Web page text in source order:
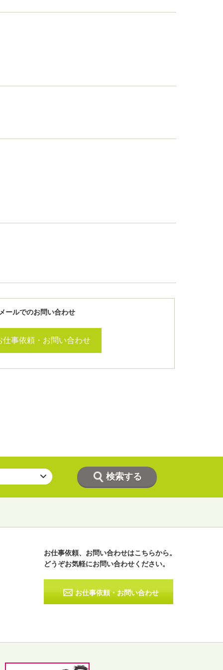
ールでのお問い合わせ
仕事依頼・お問い合わせ
ラジオパーソナリティー
お仕事依頼、お問い合わせはこちらから。
どうぞお気軽にお問い合わせください。
お仕事依頼・お問い合わせ